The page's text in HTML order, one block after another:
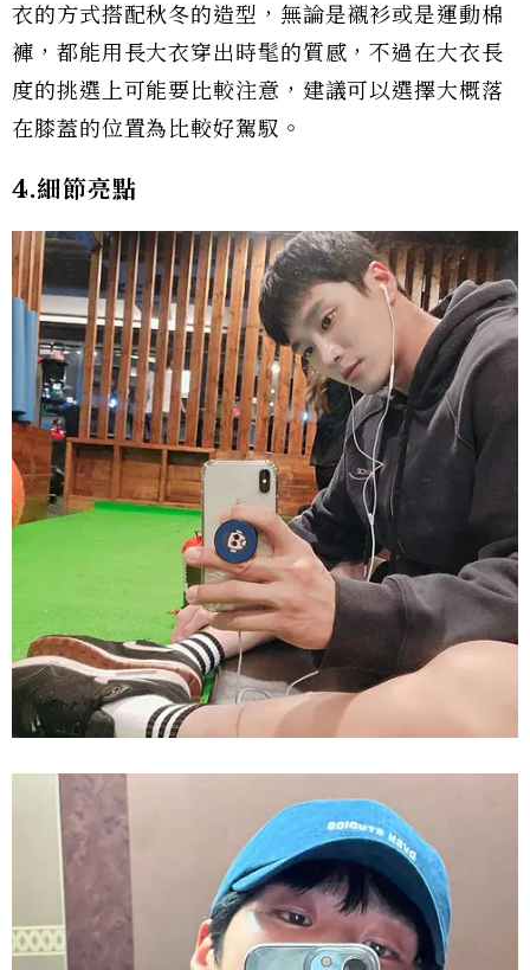
衣的方式搭配秋冬的造型，無論是襯衫或是運動棉
褲，都能用長大衣穿出時髦的質感，不過在大衣長
度的挑選上可能要比較注意，建議可以選擇大概落
在膝蓋的位置為比較好駕馭。
4.細節亮點